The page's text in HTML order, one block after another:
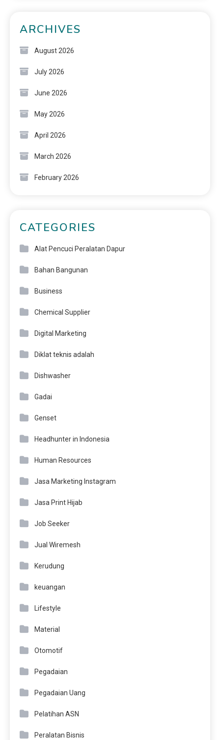
ARCHIVES
August 2026
July 2026
June 2026
May 2026
April 2026
March 2026
February 2026
CATEGORIES
Alat Pencuci Peralatan Dapur
Bahan Bangunan
Business
Chemical Supplier
Digital Marketing
Diklat teknis adalah
Dishwasher
Gadai
Genset
Headhunter in Indonesia
Human Resources
Jasa Marketing Instagram
Jasa Print Hijab
Job Seeker
Jual Wiremesh
Kerudung
keuangan
Lifestyle
Material
Otomotif
Pegadaian
Pegadaian Uang
Pelatihan ASN
Peralatan Bisnis